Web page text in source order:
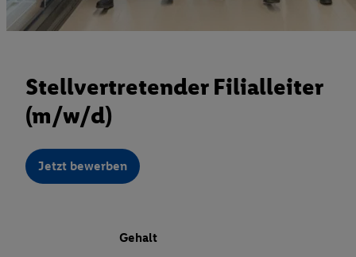
Stellvertretender Filialleiter
(m/w/d)
Jetzt bewerben
Gehalt